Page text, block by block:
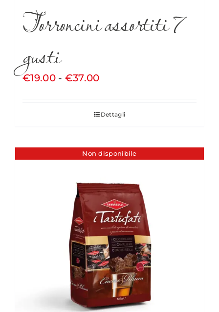
Torroncini assortiti 7
gusti
€19.00 - €37.00Fascia
da
€37.00
Dettagli
Non disponibile